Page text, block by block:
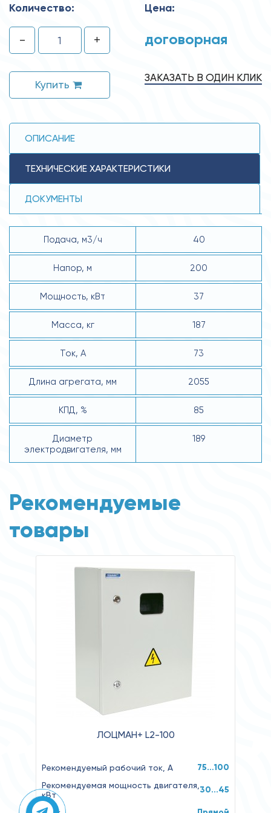
Количество:
- +
Купить
Цена:
договорная
ЗАКАЗАТЬ В ОДИН КЛИК
ОПИСАНИЕ
ТЕХНИЧЕСКИЕ ХАРАКТЕРИСТИКИ
ДОКУМЕНТЫ
Подача, м3/ч 40
Напор, м 200
Мощность, кВт 37
Масса, кг 187
Ток, А 73
Длина агрегата, мм 2055
КПД, % 85
Диаметр
электродвигателя, мм
189
Рекомендуемые
товары
ЛОЦМАН+ L2-100
Рекомендуемый рабочий ток, А 75…100
Рекомендуемая мощность двигателя,
кВт
30...45